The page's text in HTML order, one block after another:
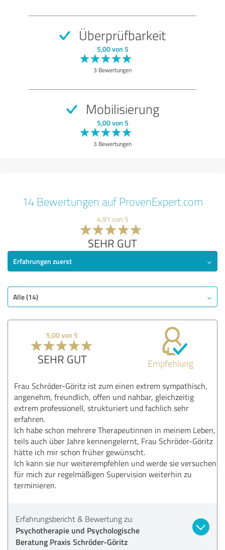
Überprüfbarkeit
5,00 von 5
3 Bewertungen
Mobilisierung
5,00 von 5
3 Bewertungen
14 Bewertungen auf ProvenExpert.com
4,91 von 5
SEHR GUT
Erfahrungen zuerst
Alle (14)
5,00 von 5
SEHR GUT Empfehlung
Frau Schröder-Göritz ist zum einen extrem sympathisch,
angenehm, freundlich, offen und nahbar, gleichzeitig
extrem professionell, strukturiert und fachlich sehr
erfahren.
Ich habe schon mehrere Therapeutinnen in meinem Leben,
teils auch über Jahre kennengelernt, Frau Schröder-Göritz
hätte ich mir schon früher gewünscht.
Ich kann sie nur weiterempfehlen und werde sie versuchen
für mich zur regelmäßigen Supervision weiterhin zu
terminieren.
Erfahrungsbericht & Bewertung zu:
Psychotherapie und Psychologische
Beratung Praxis Schröder-Göritz